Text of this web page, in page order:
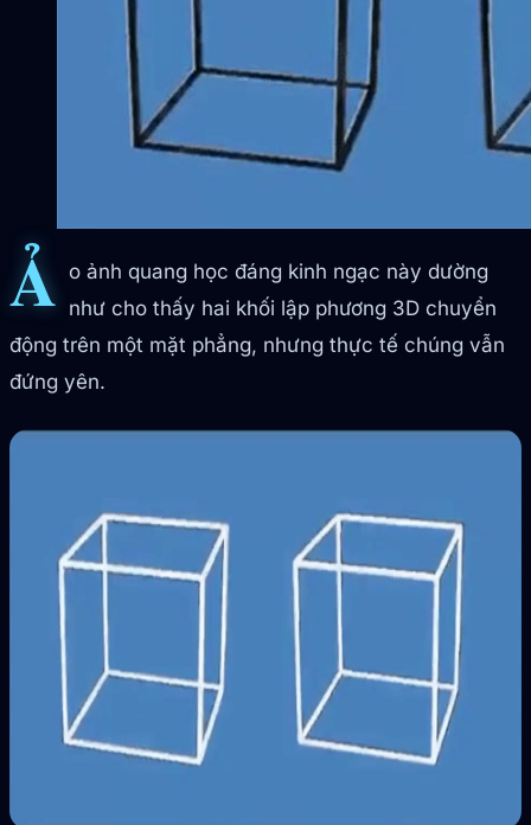
Ả o ảnh quang học đáng kinh ngạc này dường
như cho thấy hai khối lập phương 3D chuyển
động trên một mặt phẳng, nhưng thực tế chúng vẫn
đứng yên.